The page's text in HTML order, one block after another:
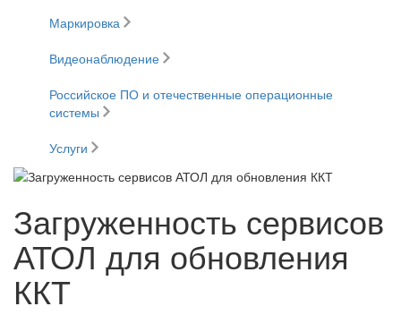
Маркировка
Видеонаблюдение
Российское ПО и отечественные операционные
системы
Услуги
Загруженность сервисов
АТОЛ для обновления
ККТ